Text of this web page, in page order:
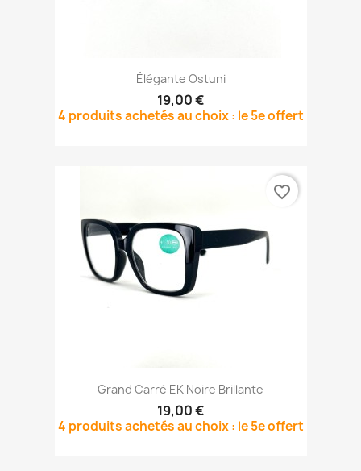
Élégante Ostuni
19,00 €
4 produits achetés au choix : le 5e offert
Grand Carré EK Noire Brillante
19,00 €
4 produits achetés au choix : le 5e offert
favorite_border